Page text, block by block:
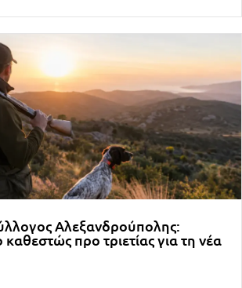
Αλεξανδρούπολης:
προ τριετίας για τη νέα